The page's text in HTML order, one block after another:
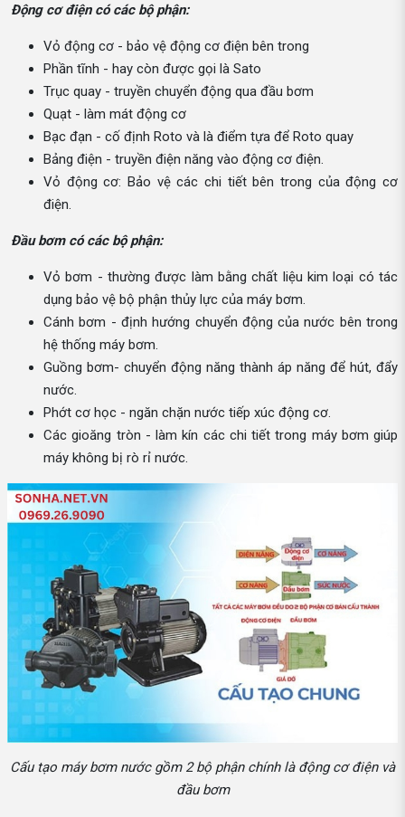
Động cơ điện có các bộ phận:
Vỏ động cơ - bảo vệ động cơ điện bên trong
Phần tĩnh - hay còn được gọi là Sato
Trục quay - truyền chuyển động qua đầu bơm
Quạt - làm mát động cơ
Bạc đạn - cố định Roto và là điểm tựa để Roto quay
Bảng điện - truyền điện năng vào động cơ điện.
Vỏ động cơ: Bảo vệ các chi tiết bên trong của động cơ
điện.
Đầu bơm có các bộ phận:
Vỏ bơm - thường được làm bằng chất liệu kim loại có tác
dụng bảo vệ bộ phận thủy lực của máy bơm.
Cánh bơm - định hướng chuyển động của nước bên trong
hệ thống máy bơm.
Guồng bơm- chuyển động năng thành áp năng để hút, đẩy
nước.
Phớt cơ học - ngăn chặn nước tiếp xúc động cơ.
Các gioăng tròn - làm kín các chi tiết trong máy bơm giúp
máy không bị rò rỉ nước.
Cấu tạo máy bơm nước gồm 2 bộ phận chính là động cơ điện và
đầu bơm